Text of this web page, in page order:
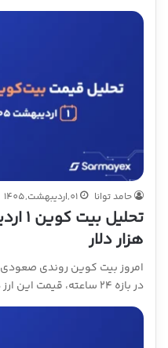
حامد توانا 01,اردیبهشت,1405
هزار دلار
در بازه ۲۴ ساعته، قیمت این ارز دیجیتال…